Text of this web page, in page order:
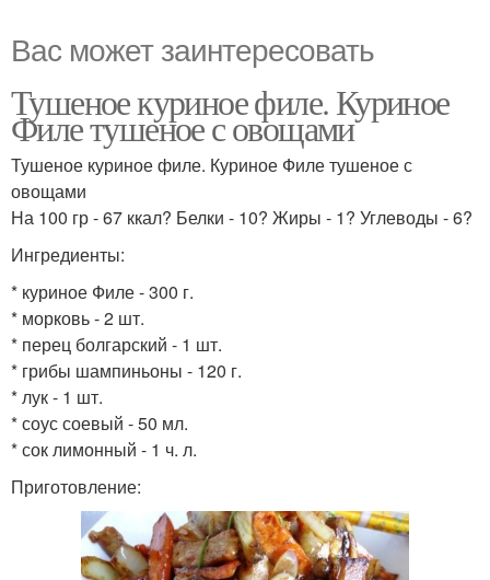
Вас может заинтересовать
Тушеное куриное филе. Куриное
Филе тушеное с овощами
Тушеное куриное филе. Куриное Филе тушеное с
овощами
На 100 гр - 67 ккал? Белки - 10? Жиры - 1? Углеводы - 6?
Ингредиенты:
* куриное Филе - 300 г.
* морковь - 2 шт.
* перец болгарский - 1 шт.
* грибы шампиньоны - 120 г.
* лук - 1 шт.
* соус соевый - 50 мл.
* сок лимонный - 1 ч. л.
Приготовление: